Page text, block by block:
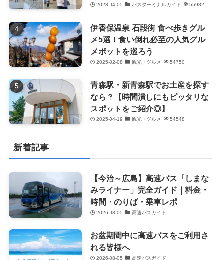
2023-04-05 バスターミナルガイド 55982
伊香保温泉 石段街 食べ歩きグル
メ5選！食い倒れ必至の人気グル
メポットを巡ろう
2025-02-08 観光・グルメ 54750
青森駅・新青森駅でお土産を探す
なら？【時間潰しにもピッタリな
スポットをご紹介◎】
2025-04-19 観光・グルメ 54548
新着記事
【今治～広島】高速バス「しまな
みライナー」完全ガイド｜料金・
時間・のりば・乗車レポ
2026-08-05 高速バスガイド
お盆期間中に高速バスをご利用さ
れる皆様へ
2026-08-05 高速バスガイド